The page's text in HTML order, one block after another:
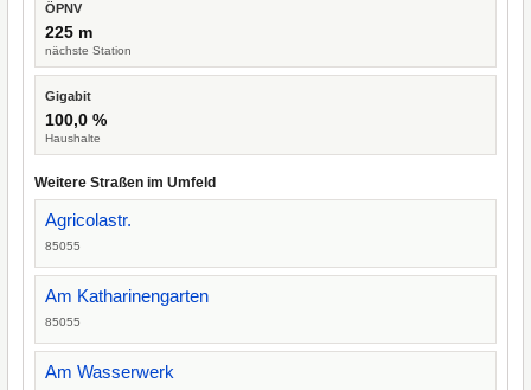
ÖPNV
225 m
nächste Station
Gigabit
100,0 %
Haushalte
Weitere Straßen im Umfeld
Agricolastr.
85055
Am Katharinengarten
85055
Am Wasserwerk